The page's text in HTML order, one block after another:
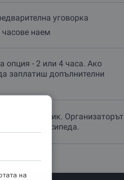
уговорка
наем
опция - 2 или 4 часа. Ако
заплатиш допълнителни
един участник. Организаторът
велосипеда.
на